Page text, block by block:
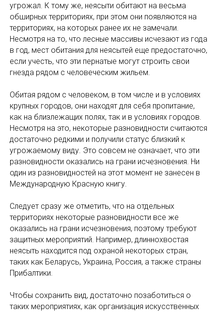
угрожал. К тому же, неясыти обитают на весьма
обширных территориях, при этом они появляются на
территориях, на которых ранее их не замечали.
Несмотря на то, что лесные массивы исчезают из года
в год, мест обитания для неясытей еще предостаточно,
если учесть, что эти пернатые могут строить свои
гнезда рядом с человеческим жильем.
Обитая рядом с человеком, в том числе и в условиях
крупных городов, они находят для себя пропитание,
как на близлежащих полях, так и в условиях городов.
Несмотря на это, некоторые разновидности считаются
достаточно редкими и получили статус близкий к
угрожаемому виду. Это совсем не означает, что эти
разновидности оказались на грани исчезновения. Ни
один из разновидностей на этот момент не занесен в
Международную Красную книгу.
Следует сразу же отметить, что на отдельных
территориях некоторые разновидности все же
оказались на грани исчезновения, поэтому требуют
защитных мероприятий. Например, длиннохвостая
неясыть находится под охраной некоторых стран,
таких как Беларусь, Украина, Россия, а также страны
Прибалтики.
Чтобы сохранить вид, достаточно позаботиться о
таких мероприятиях, как организация искусственных